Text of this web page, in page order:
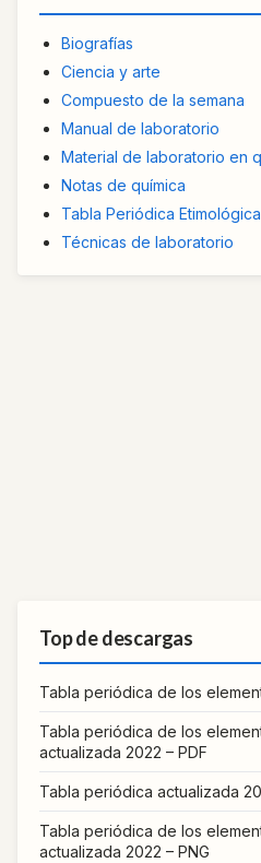
Biografías
Ciencia y arte
Compuesto de la semana
Manual de laboratorio
Material de laboratorio en
Notas de química
Tabla Periódica Etimológica
Técnicas de laboratorio
Top de descargas
Tabla periódica de los
Tabla periódica de los
actualizada 2022 – PDF
Tabla periódica actualizada
Tabla periódica de los
actualizada 2022 – PNG